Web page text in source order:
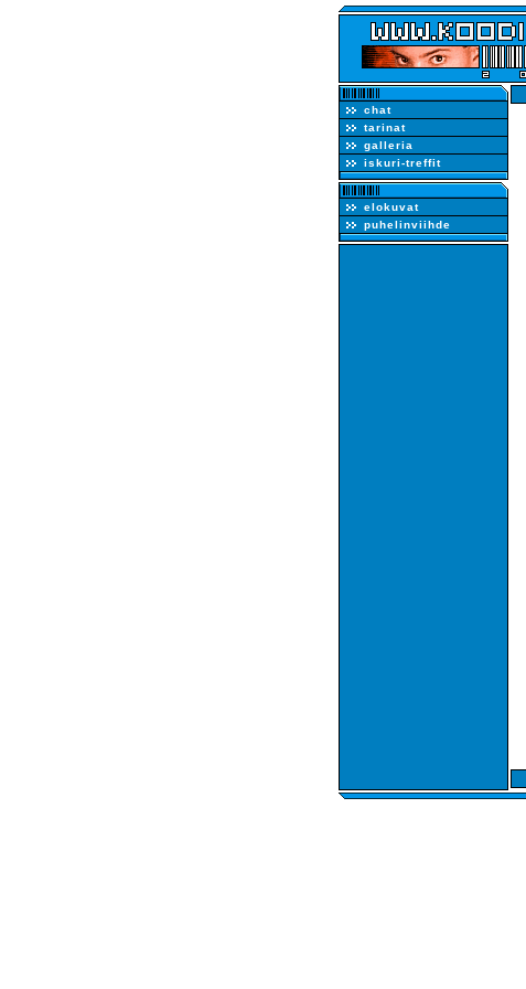
chat
tarinat
galleria
iskuri-treffit
elokuvat
puhelinviihde